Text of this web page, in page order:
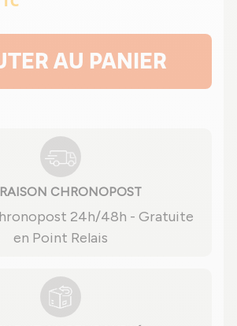
AU PANIER
CHRONOPOST
24h/48h - Gratuite
en Point Relais